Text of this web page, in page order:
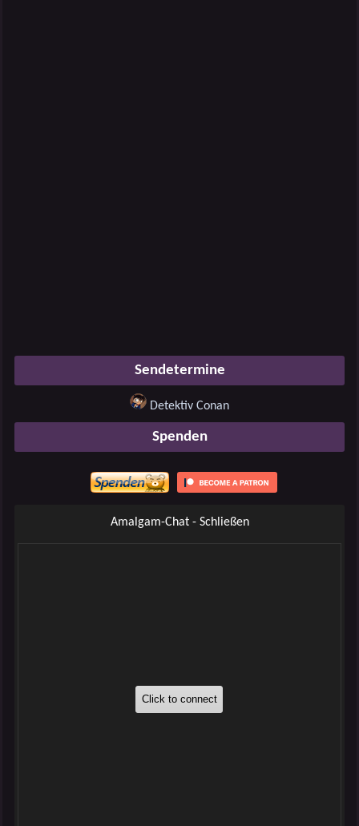
Sendetermine
Detektiv Conan
Spenden
Amalgam-Chat - Schließen